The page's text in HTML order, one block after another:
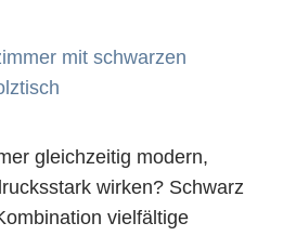
gleichzeitig modern,
wirken? Schwarz
vielfältige